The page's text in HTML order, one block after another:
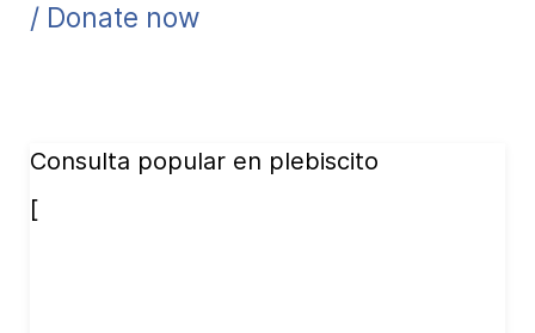
/ Donate now
Consulta popular en plebiscito
[